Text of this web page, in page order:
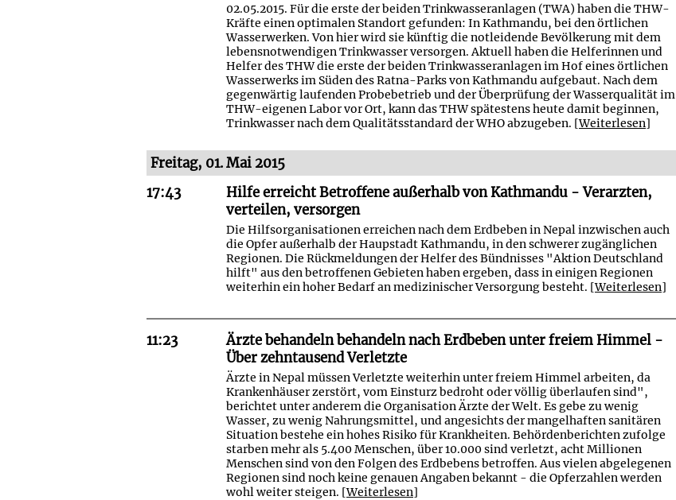
02.05.2015. Für die erste der beiden Trinkwasseranlagen (TWA) haben die THW-
Kräfte einen optimalen Standort gefunden: In Kathmandu, bei den örtlichen
Wasserwerken. Von hier wird sie künftig die notleidende Bevölkerung mit dem
lebensnotwendigen Trinkwasser versorgen. Aktuell haben die Helferinnen und
Helfer des THW die erste der beiden Trinkwasseranlagen im Hof eines örtlichen
Wasserwerks im Süden des Ratna-Parks von Kathmandu aufgebaut. Nach dem
gegenwärtig laufenden Probebetrieb und der Überprüfung der Wasserqualität im
THW-eigenen Labor vor Ort, kann das THW spätestens heute damit beginnen,
Trinkwasser nach dem Qualitätsstandard der WHO abzugeben. [Weiterlesen]
Freitag, 01. Mai 2015
17:43
Hilfe erreicht Betroffene außerhalb von Kathmandu - Verarzten,
verteilen, versorgen
Die Hilfsorganisationen erreichen nach dem Erdbeben in Nepal inzwischen auch
die Opfer außerhalb der Haupstadt Kathmandu, in den schwerer zugänglichen
Regionen. Die Rückmeldungen der Helfer des Bündnisses "Aktion Deutschland
hilft" aus den betroffenen Gebieten haben ergeben, dass in einigen Regionen
weiterhin ein hoher Bedarf an medizinischer Versorgung besteht. [Weiterlesen]
11:23
Ärzte behandeln behandeln nach Erdbeben unter freiem Himmel -
Über zehntausend Verletzte
Ärzte in Nepal müssen Verletzte weiterhin unter freiem Himmel arbeiten, da
Krankenhäuser zerstört, vom Einsturz bedroht oder völlig überlaufen sind",
berichtet unter anderem die Organisation Ärzte der Welt. Es gebe zu wenig
Wasser, zu wenig Nahrungsmittel, und angesichts der mangelhaften sanitären
Situation bestehe ein hohes Risiko für Krankheiten. Behördenberichten zufolge
starben mehr als 5.400 Menschen, über 10.000 sind verletzt, acht Millionen
Menschen sind von den Folgen des Erdbebens betroffen. Aus vielen abgelegenen
Regionen sind noch keine genauen Angaben bekannt - die Opferzahlen werden
wohl weiter steigen. [Weiterlesen]